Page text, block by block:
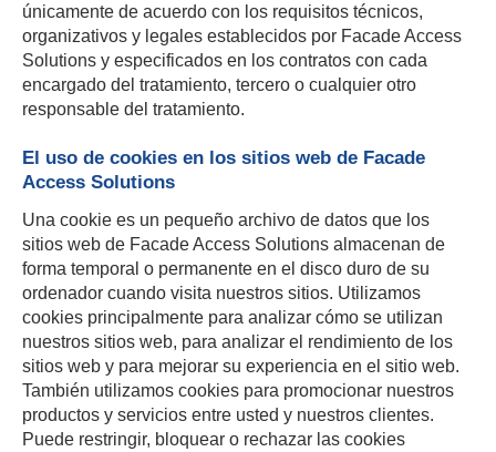
únicamente de acuerdo con los requisitos técnicos,
organizativos y legales establecidos por Facade Access
Solutions y especificados en los contratos con cada
encargado del tratamiento, tercero o cualquier otro
responsable del tratamiento.
El uso de cookies en los sitios web de Facade
Access Solutions
Una cookie es un pequeño archivo de datos que los
sitios web de Facade Access Solutions almacenan de
forma temporal o permanente en el disco duro de su
ordenador cuando visita nuestros sitios. Utilizamos
cookies principalmente para analizar cómo se utilizan
nuestros sitios web, para analizar el rendimiento de los
sitios web y para mejorar su experiencia en el sitio web.
También utilizamos cookies para promocionar nuestros
productos y servicios entre usted y nuestros clientes.
Puede restringir, bloquear o rechazar las cookies